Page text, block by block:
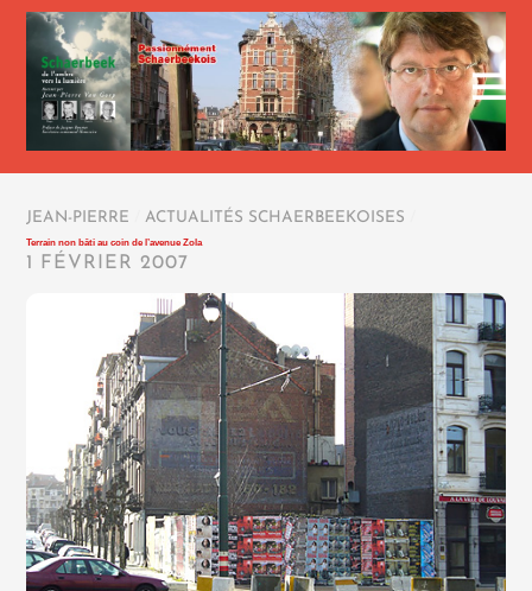
JEAN-PIERRE ACTUALITÉS SCHAERBEEKOISES
Terrain non bâti au coin de l’avenue Zola
1 FÉVRIER 2007